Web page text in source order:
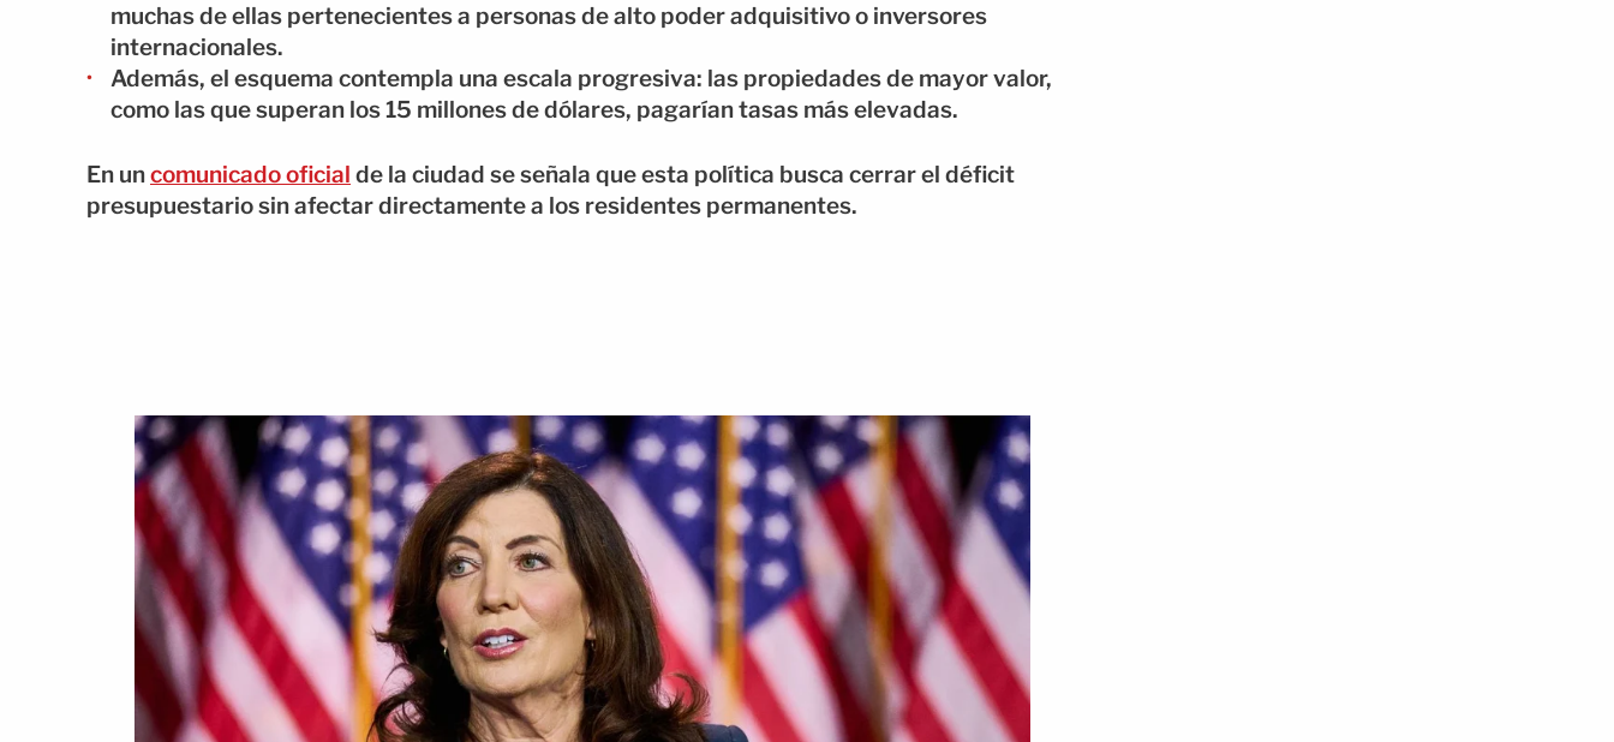
muchas de ellas pertenecientes a personas de alto poder adquisitivo o inversores
internacionales.
Además, el esquema contempla una escala progresiva: las propiedades de mayor valor,
como las que superan los 15 millones de dólares, pagarían tasas más elevadas.
En uncomunicado oficial de la ciudad se señala que esta política busca cerrar el déficit
presupuestario sin afectar directamente a los residentes permanentes.